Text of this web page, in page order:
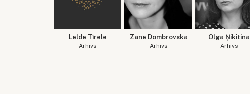
Lelde Tīrele
Arhīvs
Zane Dombrovska
Arhīvs
Olga Ņikitina
Arhīvs